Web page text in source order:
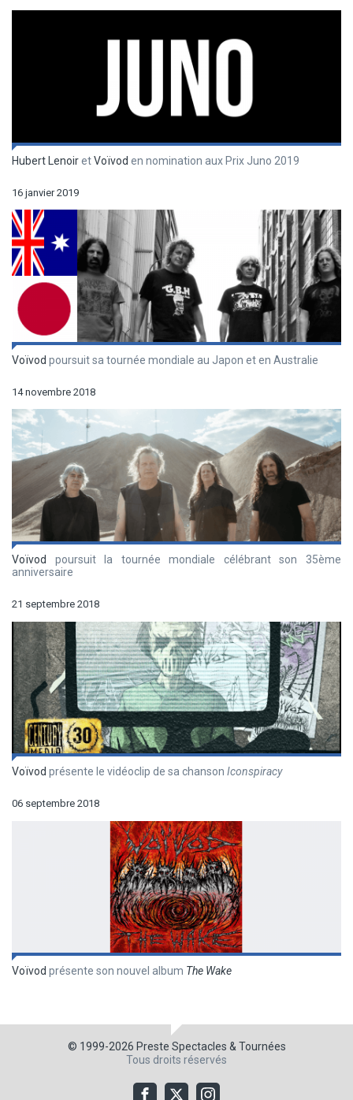
Hubert LenoiretVoïvod en nomination aux Prix Juno 2019
16 janvier 2019
Voïvod poursuit sa tournée mondiale au Japon et en Australie
14 novembre 2018
Voïvod
poursuit la tournée mondiale célébrant son 35ème
anniversaire
21 septembre 2018
Voïvod présente le vidéoclip de sa chanson Iconspiracy
06 septembre 2018
Voïvod présente son nouvel album The Wake
© 1999-2026 Preste Spectacles & Tournées
Tous droits réservés